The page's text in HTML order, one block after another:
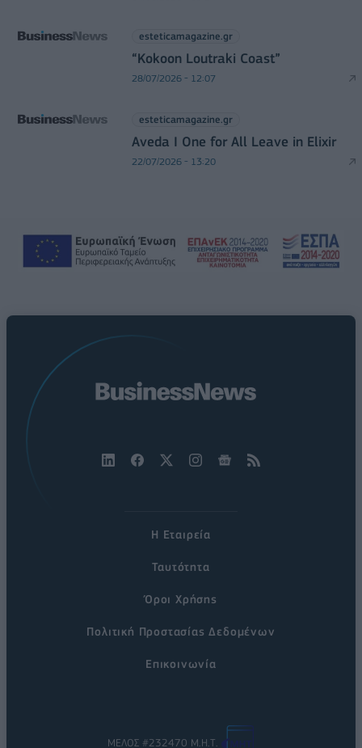
esteticamagazine.gr
“Kokoon Loutraki Coast”
28/07/2026 - 12:07
esteticamagazine.gr
Aveda I One for All Leave in Elixir
22/07/2026 - 13:20
Η Εταιρεία
Ταυτότητα
Όροι Χρήσης
Πολιτική Προστασίας Δεδομένων
Επικοινωνία
ΜΕΛΟΣ #232470 Μ.Η.Τ.